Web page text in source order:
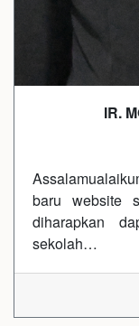
IR.
baru website
diharapkan
sekolah…